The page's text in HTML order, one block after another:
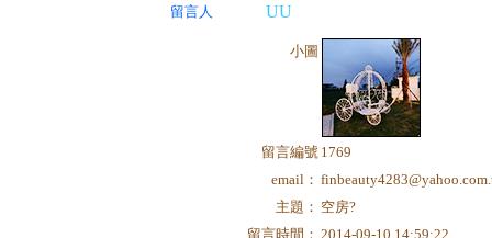
留言人 UU
小圖
留言編號 1769
email：
主題： 空房?
留言時間： 2014-09-10 14:59:22